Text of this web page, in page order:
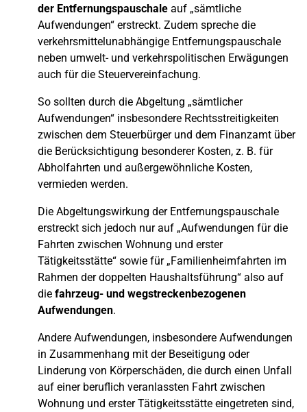
der Entfernungspauschale auf „sämtliche
Aufwendungen“ erstreckt. Zudem spreche die
verkehrsmittelunabhängige Entfernungspauschale
neben umwelt- und verkehrspolitischen Erwägungen
auch für die Steuervereinfachung.
So sollten durch die Abgeltung „sämtlicher
Aufwendungen“ insbesondere Rechtsstreitigkeiten
zwischen dem Steuerbürger und dem Finanzamt über
die Berücksichtigung besonderer Kosten, z. B. für
Abholfahrten und außergewöhnliche Kosten,
vermieden werden.
Die Abgeltungswirkung der Entfernungspauschale
erstreckt sich jedoch nur auf „Aufwendungen für die
Fahrten zwischen Wohnung und erster
Tätigkeitsstätte“ sowie für „Familienheimfahrten im
Rahmen der doppelten Haushaltsführung“ also auf
die fahrzeug- und wegstreckenbezogenen
Aufwendungen.
Andere Aufwendungen, insbesondere Aufwendungen
in Zusammenhang mit der Beseitigung oder
Linderung von Körperschäden, die durch einen Unfall
auf einer beruflich veranlassten Fahrt zwischen
Wohnung und erster Tätigkeitsstätte eingetreten sind,